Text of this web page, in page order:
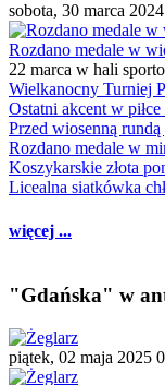
sobota, 30 marca
Rozdano medale w
22 marca w hali
Wielkanocny Turniej
Ostatni akcent w piłce
Przed wiosenną
Rozdano medale w
Koszykarskie złota
Licealna siatkówka
więcej ...
"Gdańska" w
piątek, 02 maja 2025